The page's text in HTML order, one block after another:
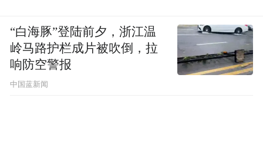
“白海豚”登陆前夕，浙江温
岭马路护栏成片被吹倒，拉
响防空警报
中国蓝新闻